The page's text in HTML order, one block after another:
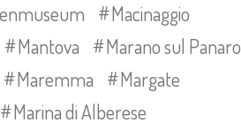
Macinaggio
Mantova
Marano sul Panaro
Maremma
Margate
Marina di Alberese